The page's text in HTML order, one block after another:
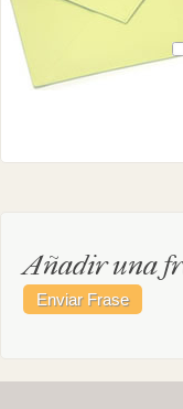
Añadir una